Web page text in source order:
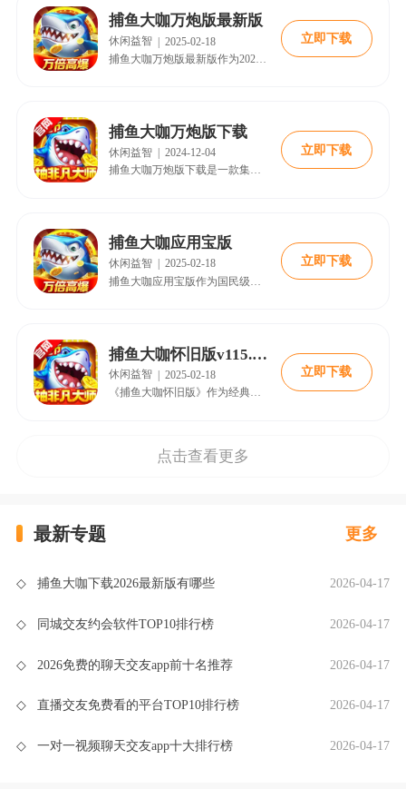
捕鱼大咖万炮版最新版
休闲益智 | 2025-02-18
立即下载
捕鱼大咖万炮版下载
休闲益智
2024-12-04
捕鱼大咖万炮版下载是一款集多样化玩法、精美画面和刺激体验于一体的捕鱼游戏。以下是对这款游戏的详细解释，喜欢的快来18183下载吧~
立即下载
捕鱼大咖应用宝版
休闲益智
2025-02-18
立即下载
捕鱼大咖怀旧版v115.0安卓版
休闲益智 | 2025-02-18
《捕鱼大咖怀旧版》作为经典街机捕鱼游戏的手游化革新之作，凭借3D次世代画面与沉浸式捕鱼体验，成为2025年休闲竞技领域的现象级作品。该版本完美复刻街机厅的爆金快感，融入动态BOSS挑战、跨服竞技等创新玩法，同时保留“万元奖”等经典活动，兼顾情怀玩家与新世代的娱乐需求。本文将从版本特色、下载指南、实战技巧等维度展开解析，助你快速掌握核心玩法。
立即下载
点击查看更多
最新专题 更多
◇ 捕鱼大咖下载2026最新版有哪些 2026-04-17
◇ 同城交友约会软件TOP10排行榜 2026-04-17
◇ 2026免费的聊天交友app前十名推荐 2026-04-17
◇ 直播交友免费看的平台TOP10排行榜 2026-04-17
◇ 一对一视频聊天交友app十大排行榜 2026-04-17